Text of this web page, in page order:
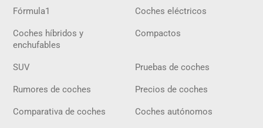
Fórmula1 Coches eléctricos
Coches híbridos y
enchufables
Compactos
SUV Pruebas de coches
Rumores de coches Precios de coches
Comparativa de coches Coches autónomos